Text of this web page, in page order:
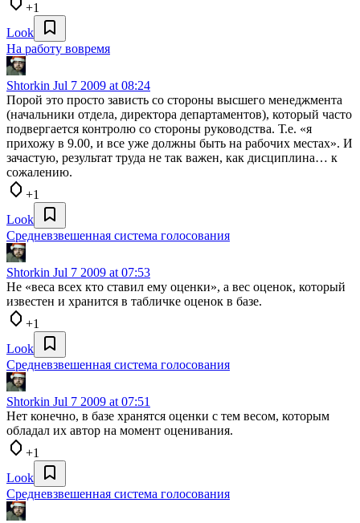
+1
Look
На работу вовремя
Shtorkin Jul 7 2009 at 08:24
Порой это просто зависть со стороны высшего менеджмента
(начальники отдела, директора департаментов), который часто
подвергается контролю со стороны руководства. Т.е. «я
прихожу в 9.00, и все уже должны быть на рабочих местах». И
зачастую, результат труда не так важен, как дисциплина… к
сожалению.
+1
Look
Средневзвешенная система голосования
Shtorkin Jul 7 2009 at 07:53
Не «веса всех кто ставил ему оценки», а вес оценок, который
известен и хранится в табличке оценок в базе.
+1
Look
Средневзвешенная система голосования
Shtorkin Jul 7 2009 at 07:51
Нет конечно, в базе хранятся оценки с тем весом, которым
обладал их автор на момент оценивания.
+1
Look
Средневзвешенная система голосования